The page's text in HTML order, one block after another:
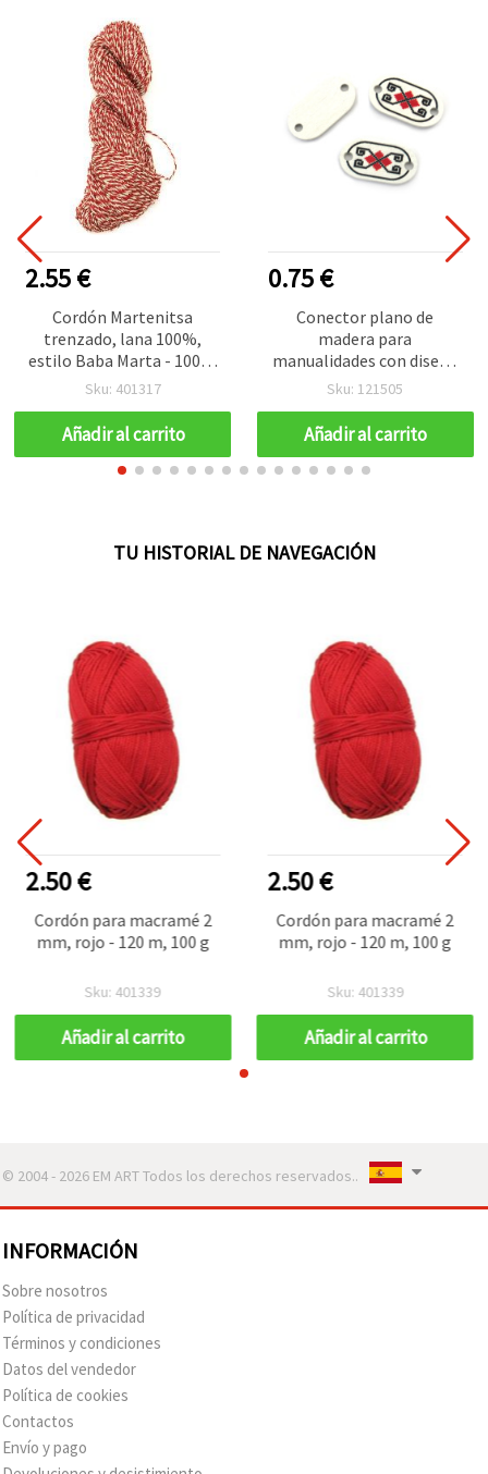
2.55 €
Cordón Martenitsa
trenzado, lana 100%,
estilo Baba Marta - 100 g,
75 m
Sku: 401317
Añadir al carrito
0.75 €
Conector plano de
madera para
manualidades con diseño
de bordado impreso,
mm – Pack de 10 uds.
Sku: 121505
Añadir al carrito
TU HISTORIAL DE NAVEGACIÓN
2.50 €
Cordón para macramé 2
mm, rojo - 120 m, 100 g
Sku: 401339
Añadir al carrito
2.50 €
Cordón para macramé 2
mm, rojo - 120 m, 100 g
Sku: 401339
Añadir al carrito
© 2004 - 2026 EM ART Todos los derechos reservados..
INFORMACIÓN
Sobre nosotros
Política de privacidad
Términos y condiciones
Datos del vendedor
Política de cookies
Contactos
Envío y pago